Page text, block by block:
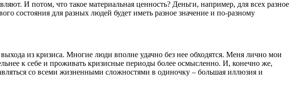
И потом, что такое материальная ценность? Деньги, например, для всех разное
состояния для разных людей будет иметь разное значение и по-разному
из кризиса. Многие люди вполне удачно без нее обходятся. Меня лично мои
к себе и проживать кризисные периоды более осмысленно. И, конечно же,
со всеми жизненными сложностями в одиночку – большая иллюзия и